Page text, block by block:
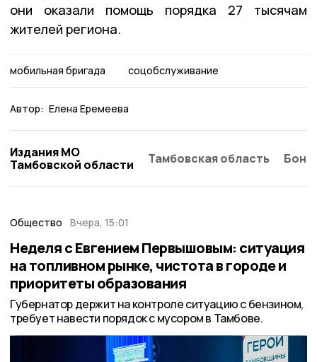
они оказали помощь порядка 27 тысячам
жителей региона.
мобильная бригада соцобслуживание
Автор: Елена Еремеева
Издания МО
Тамбовской области
Тамбовская область
Общество Вчера, 15:01
Неделя с Евгением Первышовым: ситуация
на топливном рынке, чистота в городе и
приоритеты образования
Губернатор держит на контроле ситуацию с бензином,
требует навести порядок с мусором в Тамбове.